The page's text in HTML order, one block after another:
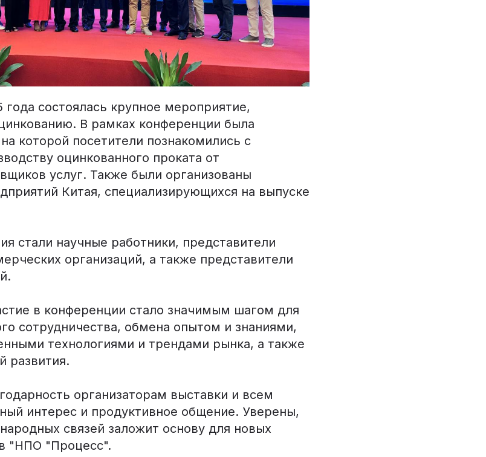
года состоялась крупное мероприятие,
В рамках конференции была
которой посетители познакомились с
оцинкованного проката от
услуг. Также были организованы
Китая, специализирующихся на выпуске
стали научные работники, представители
организаций, а также представители
в конференции стало значимым шагом для
сотрудничества, обмена опытом и знаниями,
технологиями и трендами рынка, а также
развития.
организаторам выставки и всем
интерес и продуктивное общение. Уверены,
связей заложит основу для новых
"НПО "Процесс".